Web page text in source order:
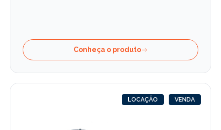
Conheça o produto
LOCAÇÃO VENDA